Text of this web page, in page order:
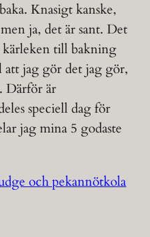
Knasigt kanske,
ja, det är sant. Det
till bakning
jag gör det jag gör,
Därför är
speciell dag för
jag mina 5 godaste
och pekannötkola